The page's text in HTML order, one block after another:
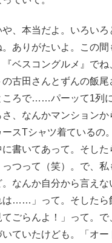
や、本当だよ。いろい
。ありがたいよ。この
『ベスコングルメ』で
古田さんとずんの飯尾
ころで……パーッて1列
、なんかマンション
ースTシャツ着ているの
書いてあって。そした
っつって（笑）。で、
。なんか自分から言え
は……」って。そしたら
ごらんよ！」って。で
ていたけども。「オー